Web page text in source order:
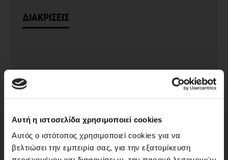
Αυτή η ιστοσελίδα χρησιμοποιεί cookies
Αυτός ο ιστότοπος χρησιμοποιεί cookies για να
βελτιώσει την εμπειρία σας, για την εξατομίκευση
ΔΙΑΚΡΙΣΕΙΣ